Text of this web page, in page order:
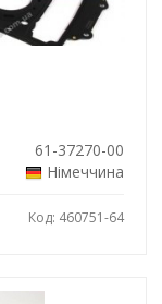
61-37270-00
Німеччина
Код: 460751-64